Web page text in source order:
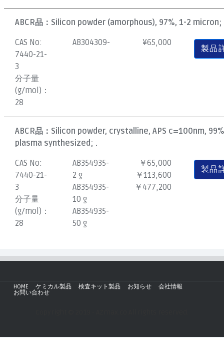
ABCR品： Silicon powder (amorphous), 97%, 1-2 micron;
CAS No:
7440-21-
3
分子量
(g/mol)：
28
AB304309- ¥65,000
製品
ABCR品： Silicon powder, crystalline, APS c=100nm,
plasma synthesized; .
CAS No:
7440-21-
3
分子量
(g/mol)：
28
AB354935-
2 g
AB354935-
10 g
AB354935-
50 g
￥65,000
￥113,600
￥477,200
製品
HOME ケミカル製品 検査キット製品 お知らせ
会社情報
お問い合わせ